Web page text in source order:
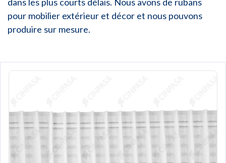
pour mobilier extérieur et décor et nous pouvons
produire sur mesure.